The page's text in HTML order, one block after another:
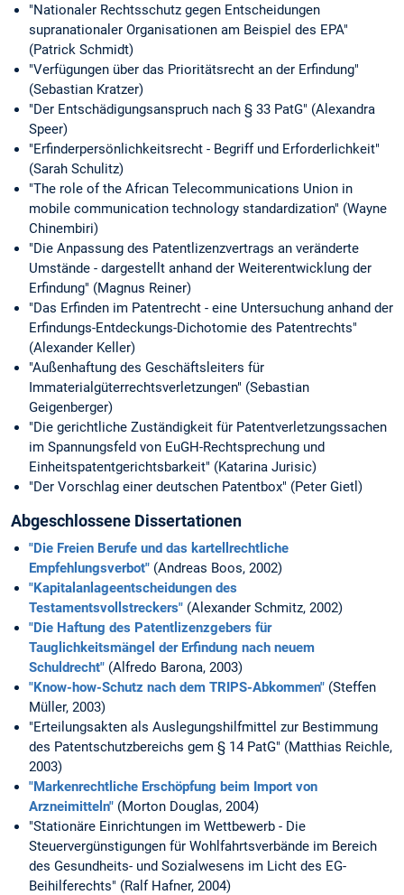
"Nationaler Rechtsschutz gegen Entscheidungen
supranationaler Organisationen am Beispiel des EPA"
(Patrick Schmidt)
"Verfügungen über das Prioritätsrecht an der Erfindung"
(Sebastian Kratzer)
"Der Entschädigungsanspruch nach § 33 PatG" (Alexandra
Speer)
"Erfinderpersönlichkeitsrecht - Begriff und Erforderlichkeit"
(Sarah Schulitz)
"The role of the African Telecommunications Union in
mobile communication technology standardization" (Wayne
Chinembiri)
"Die Anpassung des Patentlizenzvertrags an veränderte
Umstände - dargestellt anhand der Weiterentwicklung der
Erfindung" (Magnus Reiner)
"Das Erfinden im Patentrecht - eine Untersuchung anhand der
Erfindungs-Entdeckungs-Dichotomie des Patentrechts"
(Alexander Keller)
"Außenhaftung des Geschäftsleiters für
Immaterialgüterrechtsverletzungen" (Sebastian
Geigenberger)
"Die gerichtliche Zuständigkeit für Patentverletzungssachen
im Spannungsfeld von EuGH-Rechtsprechung und
Einheitspatentgerichtsbarkeit" (Katarina Jurisic)
"Der Vorschlag einer deutschen Patentbox" (Peter Gietl)
Abgeschlossene Dissertationen
"Die Freien Berufe und das kartellrechtliche
Empfehlungsverbot" (Andreas Boos, 2002)
"Kapitalanlageentscheidungen des
Testamentsvollstreckers" (Alexander Schmitz, 2002)
"Die Haftung des Patentlizenzgebers für
Tauglichkeitsmängel der Erfindung nach neuem
Schuldrecht" (Alfredo Barona, 2003)
"Know-how-Schutz nach dem TRIPS-Abkommen" (Steffen
Müller, 2003)
"Erteilungsakten als Auslegungshilfmittel zur Bestimmung
des Patentschutzbereichs gem § 14 PatG" (Matthias Reichle,
2003)
"Markenrechtliche Erschöpfung beim Import von
Arzneimitteln" (Morton Douglas, 2004)
"Stationäre Einrichtungen im Wettbewerb - Die
Steuervergünstigungen für Wohlfahrtsverbände im Bereich
des Gesundheits- und Sozialwesens im Licht des EG-
Beihilferechts" (Ralf Hafner, 2004)